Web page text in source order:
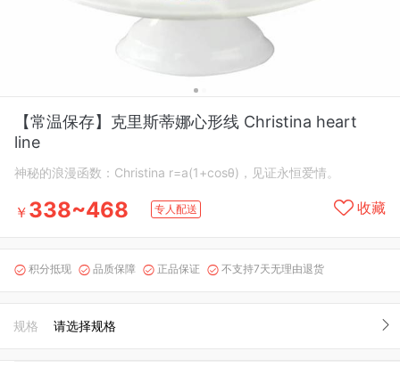
【常温保存】克里斯蒂娜心形线 Christina heart
line
神秘的浪漫函数：Christina r=a(1+cosθ)，见证永恒爱情。
￥ 338~468 专人配送 收藏
 积分抵现  品质保障  正品保证  不支持7天无理由退货
规格 请选择规格